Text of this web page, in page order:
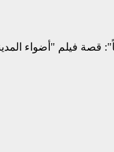
قصة فيلم "أضواء